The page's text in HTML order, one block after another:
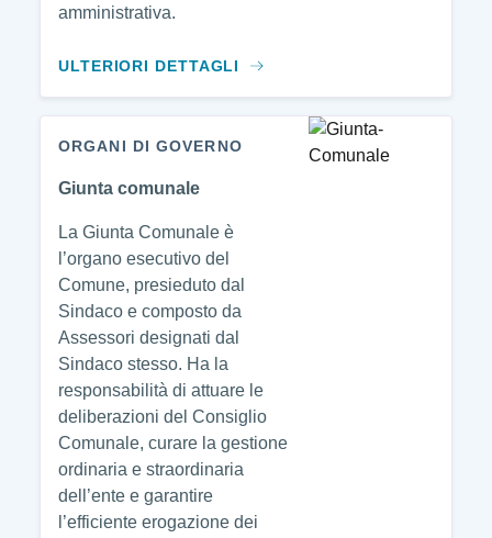
amministrativa.
ULTERIORI DETTAGLI
ORGANI DI GOVERNO
Giunta comunale
La Giunta Comunale è
l’organo esecutivo del
Comune, presieduto dal
Sindaco e composto da
Assessori designati dal
Sindaco stesso. Ha la
responsabilità di attuare le
deliberazioni del Consiglio
Comunale, curare la gestione
ordinaria e straordinaria
dell’ente e garantire
l’efficiente erogazione dei